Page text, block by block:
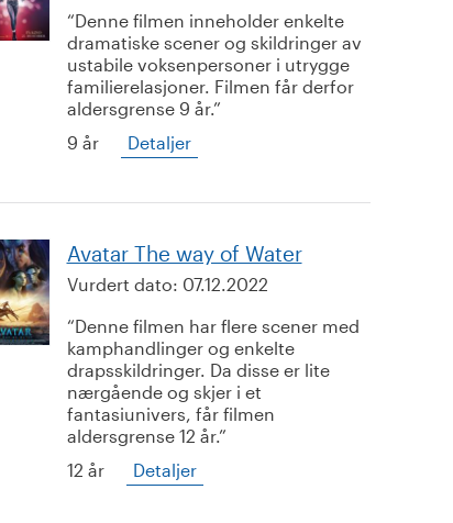
Denne filmen inneholder enkelte
dramatiske scener og skildringer av
ustabile voksenpersoner i utrygge
familierelasjoner. Filmen får derfor
aldersgrense 9 år.
9 år
Detaljer
Avatar The way of Water
Vurdert dato: 07.12.2022
Denne filmen har flere scener med
kamphandlinger og enkelte
drapsskildringer. Da disse er lite
nærgående og skjer i et
fantasiunivers, får filmen
aldersgrense 12 år.
12 år
Detaljer